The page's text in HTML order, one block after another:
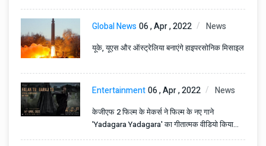
Global News06 , Apr , 2022 News
यूके, यूएस और ऑस्ट्रेलिया बनाएंगे हाइपरसोनिक मिसाइल
Entertainment06 , Apr , 2022 News
केजीएफ 2 फिल्म के मेकर्स ने फिल्म के नए गाने
'Yadagara Yadagara' का गीतात्मक वीडियो किया
यूट्यूब पर रिलीज़